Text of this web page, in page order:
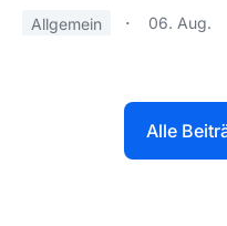
Allgemein 06. Aug.
Alle